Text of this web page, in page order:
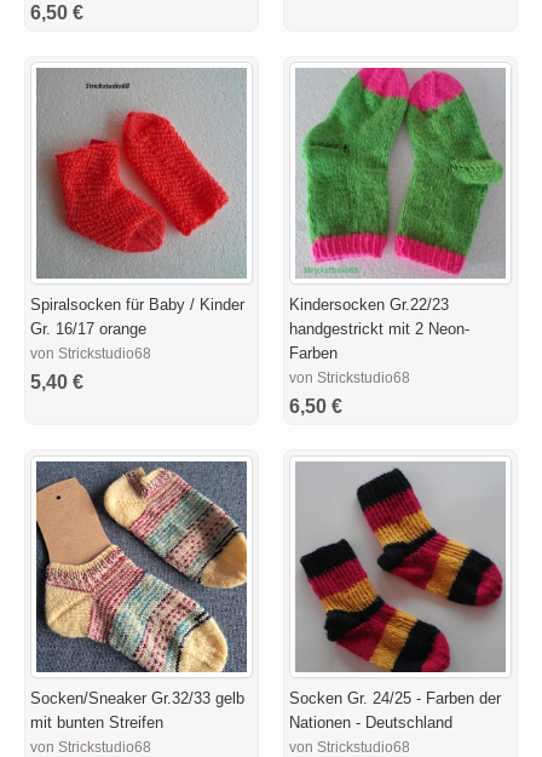
6,50 €
Spiralsocken für Baby / Kinder
Gr. 16/17 orange
von Strickstudio68
5,40 €
Kindersocken Gr.22/23
handgestrickt mit 2 Neon-
Farben
von Strickstudio68
6,50 €
Socken/Sneaker Gr.32/33 gelb
mit bunten Streifen
von Strickstudio68
Socken Gr. 24/25 - Farben der
Nationen - Deutschland
von Strickstudio68